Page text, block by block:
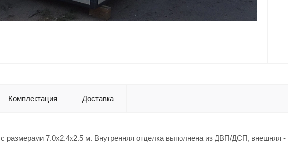
Комплектация Доставка
размерами 7.0x2.4x2.5 м. Внутренняя отделка выполнена из ДВП/ДСП, внешняя -